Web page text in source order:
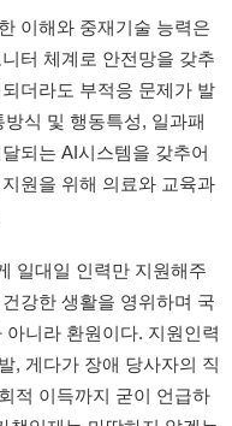
이해와 중재기술 능력은
터 체계로 안전망을 갖추
더라도 부적응 문제가 발
식 및 행동특성, 일과패
되는 AI시스템을 갖추어
원을 위해 의료와 교육과
일대일 인력만 지원해주
강한 생활을 영위하며 국
니라 환원이다. 지원인력
, 게다가 장애 당사자의 직
적 이득까지 굳이 언급하